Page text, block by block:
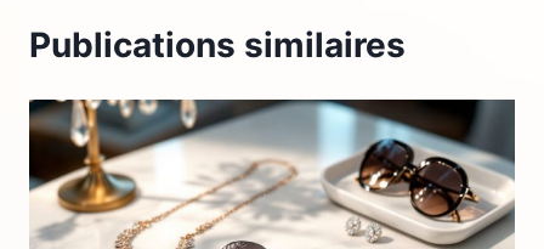
Publications similaires